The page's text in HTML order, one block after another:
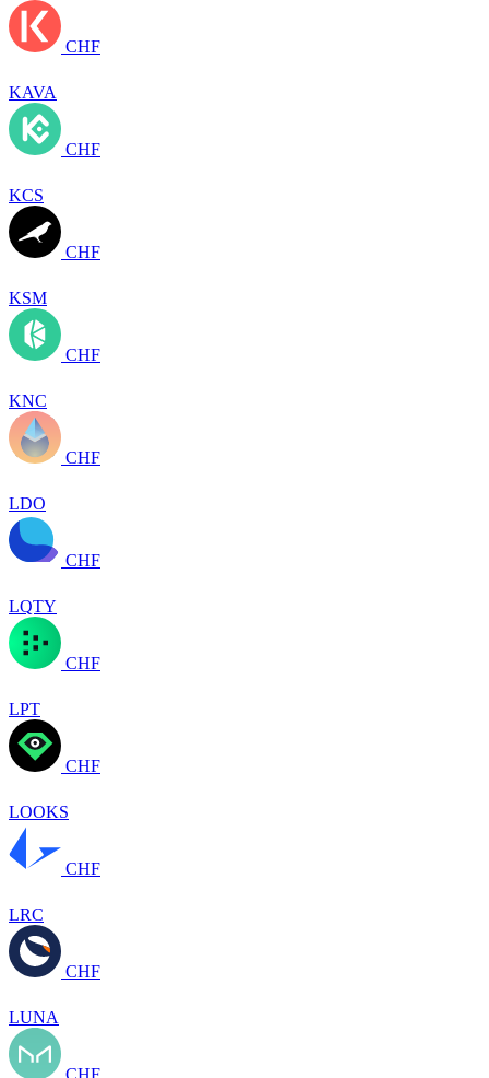
CHF
KAVA
CHF
KCS
CHF
KSM
CHF
KNC
CHF
LDO
CHF
LQTY
CHF
LPT
CHF
LOOKS
CHF
LRC
CHF
LUNA
CHF